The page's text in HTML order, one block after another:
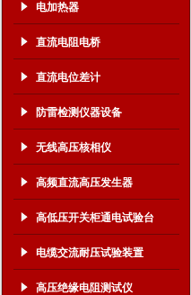
电加热器
直流电阻电桥
直流电位差计
防雷检测仪器设备
无线高压核相仪
高频直流高压发生器
高低压开关柜通电试验台
电缆交流耐压试验装置
高压绝缘电阻测试仪